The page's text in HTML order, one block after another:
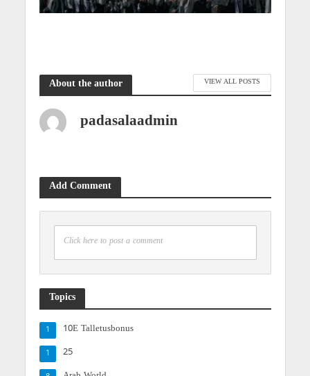
About the author VIEW ALL POSTS
padasalaadmin
Add Comment
Click here to post a comment
Topics
10E Talletusbonus
1
25
1